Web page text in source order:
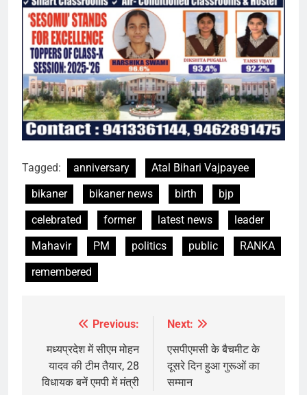
Tagged: anniversary
Atal Bihari Vajpayee
bikaner
bikaner news birth
bjp
celebrated
former latest news
leader
Mahavir
PM politics public
RANKA
remembered
navigation
Previous:
मध्यप्रदेश में सीएम मोहन
यादव की टीम तैयार, 28
विधायक बनें एमपी में मंत्री
Next:
एसपीएमसी के बैचमीट के
दूसरे दिन हुआ गुरूओं का
सम्मान